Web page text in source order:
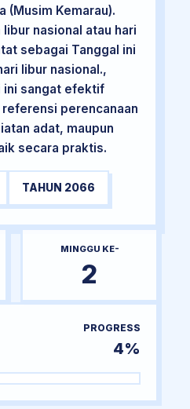
(Musim Kemarau).
nasional atau hari
sebagai Tanggal ini
libur nasional.,
ini sangat efektif
perencanaan
adat, maupun
secara praktis.
TAHUN 2066
MINGGU KE-
2
PROGRESS
4%